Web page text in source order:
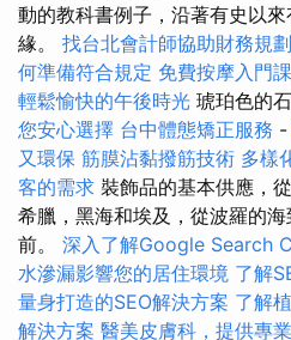
動的教科書例子，沿著有史以
緣。 找台北會計師協助財務規劃
何準備符合規定 免費按摩入門
輕鬆愉快的午後時光 琥珀色的
您安心選擇 台中體態矯正服務 -
又環保 筋膜沾黏撥筋技術 多樣
客的需求 裝飾品的基本供應，
希臘，黑海和埃及，從波羅的
前。 深入了解Google Search
水滲漏影響您的居住環境 了解
量身打造的SEO解決方案 了解
解決方案 醫美皮膚科，提供專